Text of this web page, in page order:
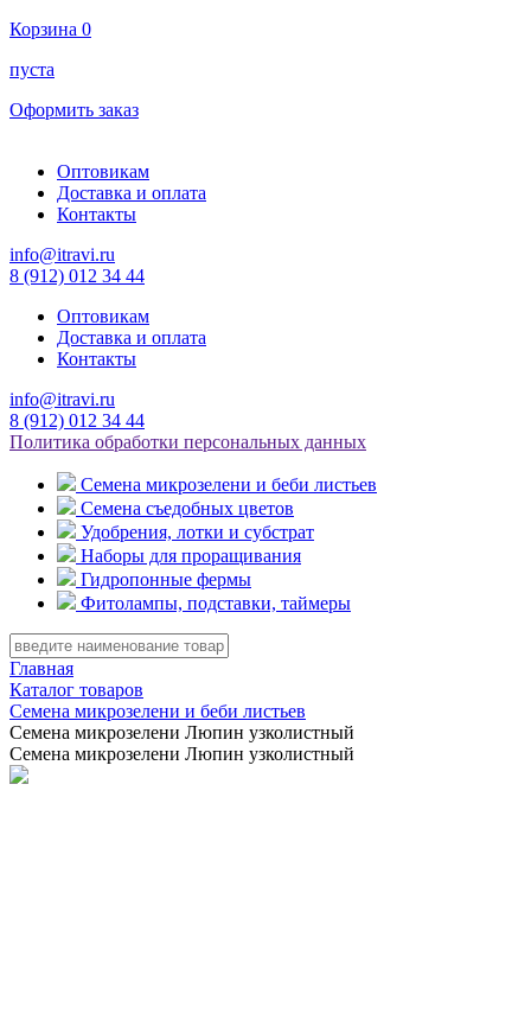
Корзина 0
пуста
Оформить заказ
Оптовикам
Доставка и оплата
Контакты
info@itravi.ru
8 (912) 012 34 44
Оптовикам
Доставка и оплата
Контакты
info@itravi.ru
8 (912) 012 34 44
Политика обработки персональных данных
Семена микрозелени и беби листьев
Семена съедобных цветов
Удобрения, лотки и субстрат
Наборы для проращивания
Гидропонные фермы
Фитолампы, подставки, таймеры
Главная
Каталог товаров
Семена микрозелени и беби листьев
Семена микрозелени Люпин узколистный
Семена микрозелени Люпин узколистный